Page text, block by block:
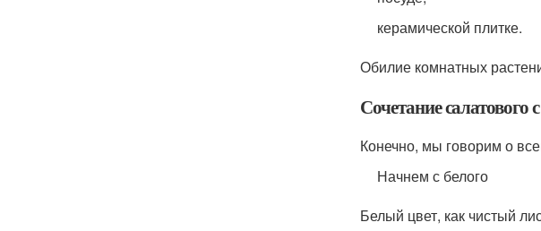
керамической плитке.
Обилие комнатных
Сочетание салатового
Конечно, мы говорим о
Начнем с белого
Белый цвет, как чистый